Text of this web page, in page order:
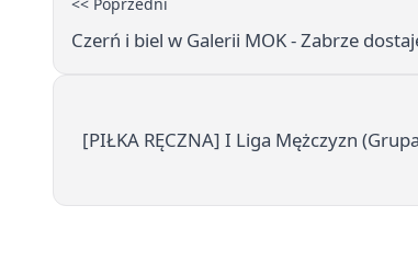
Czerń i biel w Galerii MOK - Zabrze
[PIŁKA RĘCZNA] I Liga Mężczyzn